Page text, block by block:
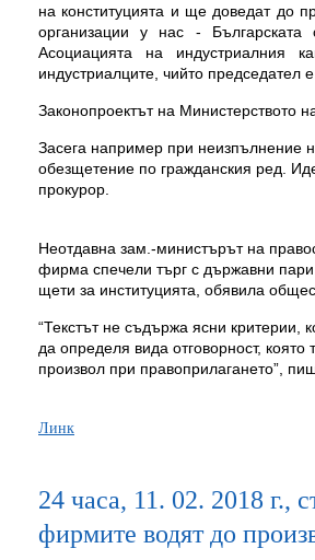
на конституцията и ще доведат до
организации у нас - Българската
Асоциацията на индустриалния
индустриалците, чийто председател
Законопроектът на Министерството
Засега например при неизпълнение
обезщетение по гражданския ред.
прокурор.
Неотдавна зам.-министърът на
фирма спечели търг с държавни
щети за институцията, обявила
“Текстът не съдържа ясни критерии,
да определя вида отговорност,
произвол при правоприлагането”,
Линк
24 часа, 11. 02. 2018 г.,
фирмите водят до